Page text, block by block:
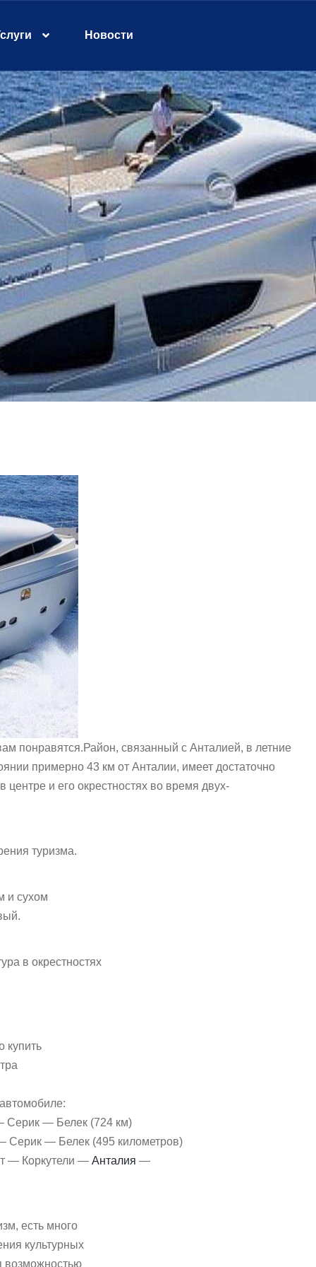
Новости
понравятся.Район, связанный с Анталией, в летние
примерно 43 км от Анталии, имеет достаточно
и его окрестностях во время двух-
туризма.
и сухом
в окрестностях
купить
— Белек (724 км)
— Белек (495 километров)
— Коркутели — Анталия —
есть много
культурных
возможностью